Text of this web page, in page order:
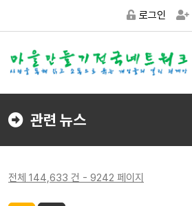
로그인
관련 뉴스
전체 144,633 건 - 9242 페이지